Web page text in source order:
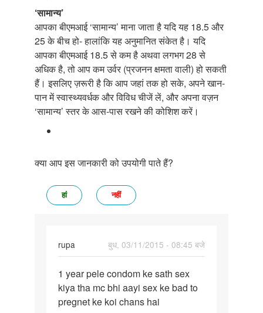
‘सामान्य’
आपका बीएमआई ‘सामान्य’ माना जाता है यदि यह 18.5 और
25 के बीच हो- हालांकि यह अनुमानित संकेत है। यदि
आपका बीएमआई 18.5 से कम है अथवा लगभग 28 से
अधिक है, तो आप कम उर्वर (प्रजनन क्षमता वाली) हो सकती
हैं। इसलिए ज़रूरी है कि आप जहां तक हो सके, अपने खान-
पान में स्वास्थ्यवर्धक और विविध चीजें लें, और अपना वज़न
‘सामान्य’ स्तर के आस-पास रखने की कोशिश करें।
क्या आप इस जानकारी को उपयोगी पाते हैं?
हां नहीं
rupa
बुध, 03/11/2015 - 08:45 बजे
1
year
pele
1 year pele condom ke sath sex
kiya tha mc bhi aayi sex ke bad to
pregnet ke koi chans hai